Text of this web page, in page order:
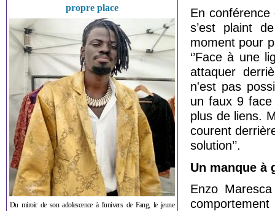
propre place
Du miroir de son adolescence à l'univers de Fang, le jeune
En conférence
s’est plaint
moment pour
‘’Face à une
attaquer
n'est pas
un faux 9
plus de liens.
courent
solution’’.
Un manque à
Enzo